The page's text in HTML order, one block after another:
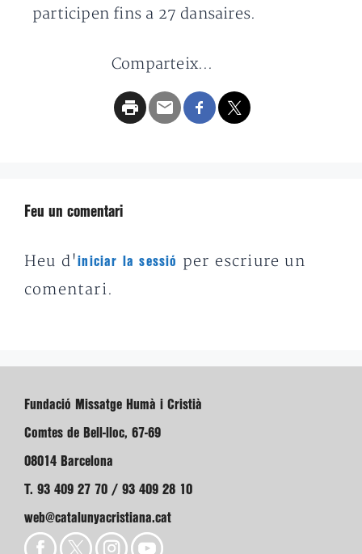
participen fins a 27 dansaires.
Comparteix...
Feu un comentari
Heu d'iniciar la sessió
per escriure un
comentari.
Fundació Missatge Humà i Cristià
Comtes de Bell-lloc, 67-69
08014 Barcelona
T. 93 409 27 70 / 93 409 28 10
web@catalunyacristiana.cat